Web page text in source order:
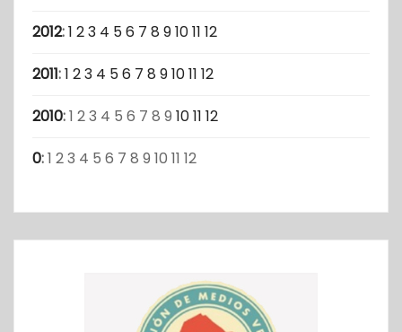
2012:1 23 4 56 7 8 91011 12
2011:1 23 4 56 7 8 91011 12
2010:1 23 4 5 6 7 8 9 1011 12
0:1 23 4 5 6 7 8 9 10 11 12